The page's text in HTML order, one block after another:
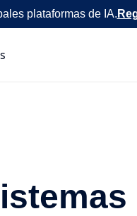
plataformas de IA.